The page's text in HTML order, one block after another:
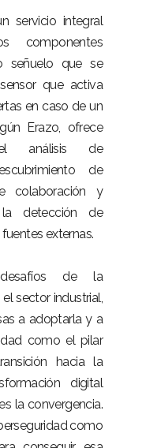
servicio integral
señuelo que se
que activa
en caso de un
Erazo, ofrece
análisis de
de
colaboración y
detección de
externas.
de la
sector industrial,
a adoptarla y a
como el pilar
hacia la
digital
la convergencia.
como